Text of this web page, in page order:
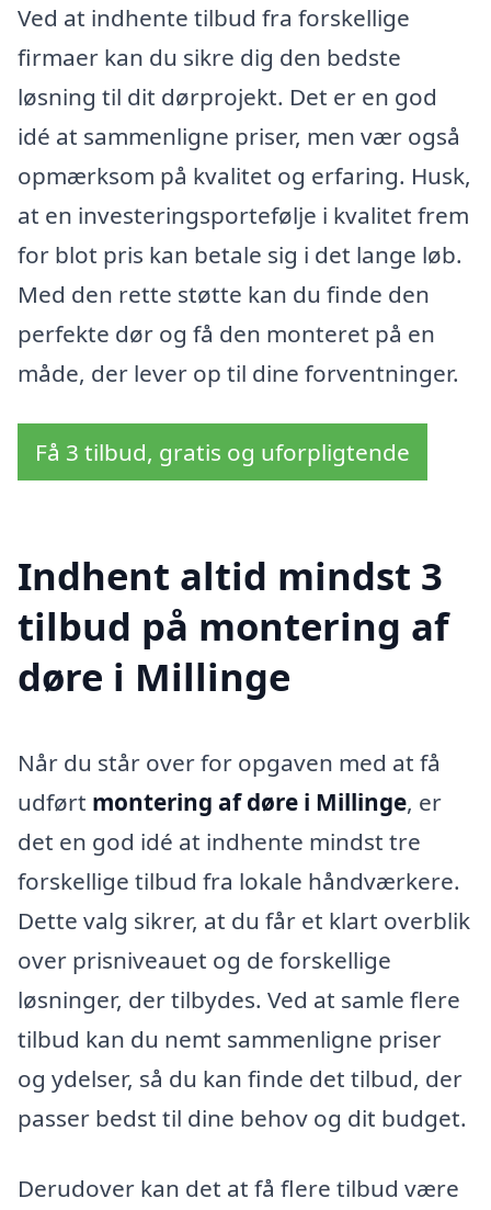
Ved at indhente tilbud fra forskellige
firmaer kan du sikre dig den bedste
løsning til dit dørprojekt. Det er en god
idé at sammenligne priser, men vær også
opmærksom på kvalitet og erfaring. Husk,
at en investeringsportefølje i kvalitet frem
for blot pris kan betale sig i det lange løb.
Med den rette støtte kan du finde den
perfekte dør og få den monteret på en
måde, der lever op til dine forventninger.
Få 3 tilbud, gratis og uforpligtende
Indhent altid mindst 3
tilbud på montering af
døre i Millinge
Når du står over for opgaven med at få
udført montering af døre i Millinge, er
det en god idé at indhente mindst tre
forskellige tilbud fra lokale håndværkere.
Dette valg sikrer, at du får et klart overblik
over prisniveauet og de forskellige
løsninger, der tilbydes. Ved at samle flere
tilbud kan du nemt sammenligne priser
og ydelser, så du kan finde det tilbud, der
passer bedst til dine behov og dit budget.
Derudover kan det at få flere tilbud være